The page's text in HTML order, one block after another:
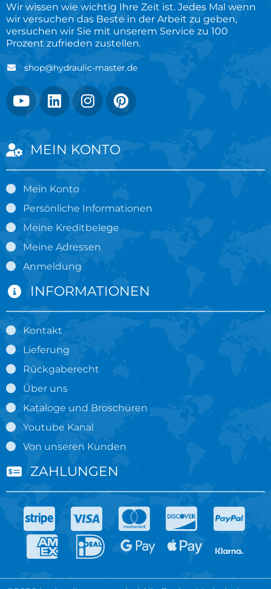
Wir wissen wie wichtig Ihre Zeit ist. Jedes Mal wenn
wir versuchen das Beste in der Arbeit zu geben,
versuchen wir Sie mit unserem Service zu 100
Prozent zufrieden zustellen.
shop@hydraulic-master.de
MEIN KONTO
Mein Konto
Persönliche Informationen
Meine Kreditbelege
Meine Adressen
Anmeldung
INFORMATIONEN
Kontakt
Lieferung
Rückgaberecht
Über uns
Kataloge und Broschüren
Youtube Kanal
Von unseren Kunden
ZAHLUNGEN